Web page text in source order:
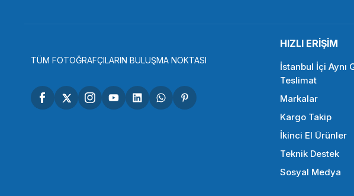
TÜM FOTOĞRAFÇILARIN BULUŞMA NOKTASI
HIZLI ERİŞİM
İstanbul İçi Aynı
Teslimat
Markalar
Kargo Takip
İkinci El Ürünler
Teknik Destek
Sosyal Medya